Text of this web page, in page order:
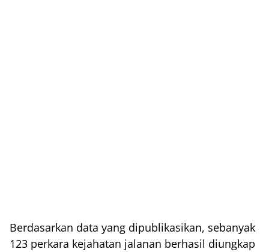
Berdasarkan data yang dipublikasikan, sebanyak
123 perkara kejahatan jalanan berhasil diungkap